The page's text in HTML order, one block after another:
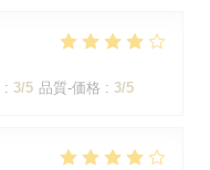
: 3/5 品質-価格 : 3/5